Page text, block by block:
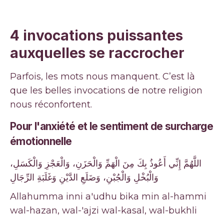
4 invocations puissantes
auxquelles se raccrocher
Parfois, les mots nous manquent. C’est là
que les belles invocations de notre religion
nous réconfortent.
Pour l'anxiété et le sentiment de surcharge
émotionnelle
اللَّهُمَّ إِنِّي أَعُوذُ بِكَ مِنَ الْهَمِّ وَالْحَزَنِ، وَالْعَجْزِ وَالْكَسَلِ،
Allahumma inni a'udhu bika min al-hammi
wal-hazan, wal-'ajzi wal-kasal, wal-bukhli